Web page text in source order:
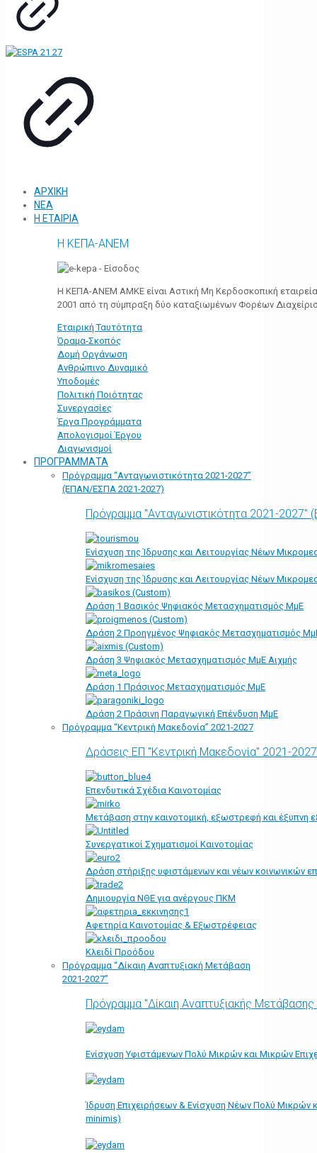
ΑΡΧΙΚΗ
ΝΕΑ
Η ΕΤΑΙΡΙΑ
Η ΚΕΠΑ-ΑΝΕΜ
Η ΚΕΠΑ-ΑΝΕΜ ΑΜΚΕ είναι Αστική Μη Κερδοσκοπική
2001 από τη σύμπραξη δύο καταξιωμένων Φορέων
Εταιρική Ταυτότητα
Όραμα-Σκοπός
Δομή Οργάνωση
Ανθρώπινο Δυναμικό
Υποδομές
Πολιτική Ποιότητας
Συνεργασίες
Έργα Προγράμματα
Απολογισμοί Έργου
Διαγωνισμοί
ΠΡΟΓΡΑΜΜΑΤΑ
Πρόγραμμα “Ανταγωνιστικότητα 2021-2027”
(ΕΠΑΝ/ΕΣΠΑ 2021-2027)
Πρόγραμμα "Ανταγωνιστικότητα 2021-
Ενίσχυση της Ίδρυσης και Λειτουργίας Νέων
Ενίσχυση της Ίδρυσης και Λειτουργίας Νέων
Δράση 1 Βασικός Ψηφιακός Μετασχηματισμός ΜμΕ
Δράση 2 Προηγμένος Ψηφιακός Μετασχηματισμός
Δράση 3 Ψηφιακός Μετασχηματισμός ΜμΕ Αιχμής
Δράση 1 Πράσινος Μετασχηματισμός ΜμΕ
Δράση 2 Πράσινη Παραγωγική Επένδυση ΜμΕ
Πρόγραμμα “Κεντρική Μακεδονία” 2021-2027
Δράσεις ΕΠ "Κεντρική Μακεδονία" 2021-2027
Επενδυτικά Σχέδια Καινοτομίας
Μετάβαση στην καινοτομική, εξωστρεφή και έξυπνη
Συνεργατικοί Σχηματισμοί Καινοτομίας
Δράση στήριξης υφιστάμενων και νέων κοινωνικών
Δημιουργία ΝΘΕ για ανέργους ΠΚΜ
Αφετηρία Kαινοτομίας & Εξωστρέφειας
Κλειδί Προόδου
Πρόγραμμα “Δίκαιη Αναπτυξιακή Μετάβαση
2021-2027”
Πρόγραμμα "Δίκαιη Αναπτυξιακής
Ενίσχυση Υφιστάμενων Πολύ Μικρών και Μικρών
Ίδρυση Επιχειρήσεων & Ενίσχυση Νέων Πολύ Μικρών
minimis)